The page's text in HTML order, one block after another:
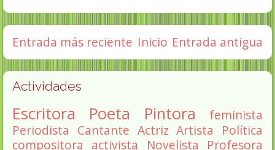
Entrada más reciente Entrada antigua
Inicio
Actividades
Escritora Poeta Pintora
feminista
Periodista Cantante Actriz Artista
Política
compositora activista Novelista
Profesora